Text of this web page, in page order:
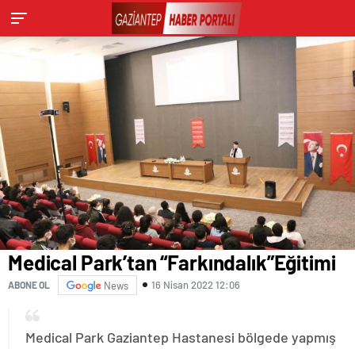
Medical Park’tan “Farkındalık”Eğitimi
ABONE OL News 16 Nisan 2022 12:06
Medical Park Gaziantep Hastanesi bölgede yapmış